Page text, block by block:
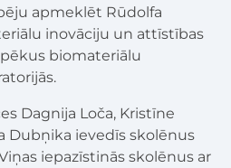
apmeklēt Rūdolfa
inovāciju un attīstības
biomateriālu
Dagnija Loča, Kristīne
Dubņika ievedīs skolēnus
iepazīstinās skolēnus ar